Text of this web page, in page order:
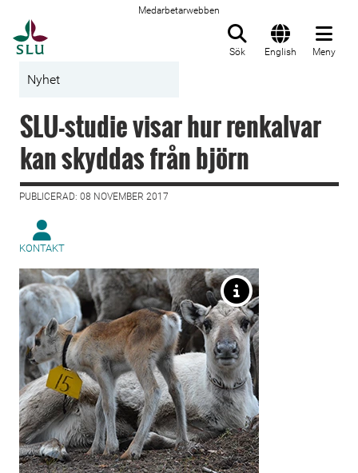
Medarbetarwebben
Sök English Meny
Nyhet
SLU-studie visar hur renkalvar
kan skyddas från björn
PUBLICERAD: 08 NOVEMBER 2017
KONTAKT